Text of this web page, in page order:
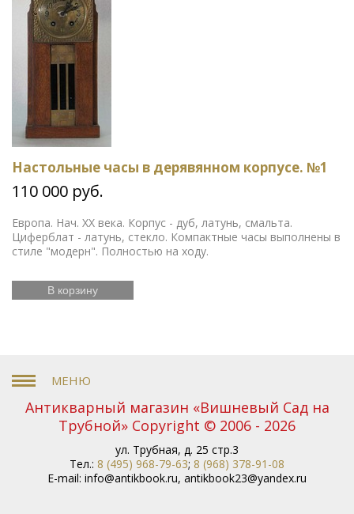
Настольные часы в дерявянном корпусе. №1
110 000 руб.
Европа. Нач. ХХ века. Корпус - дуб, латунь, смальта.
Циферблат - латунь, стекло. Компактные часы выполнены в
стиле "модерн". Полностью на ходу.
В корзину
Антикварный магазин «Вишневый Сад на
Трубной» Copyright © 2006 - 2026
ул. Трубная, д. 25 стр.3
Тел.: 8 (495) 968-79-63; 8 (968) 378-91-08
E-mail: info@antikbook.ru, antikbook23@yandex.ru